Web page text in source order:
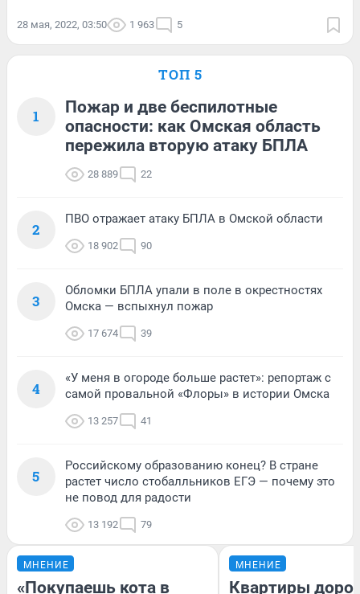
28 мая, 2022, 03:50 1 963 5
ТОП 5
1
Пожар и две беспилотные
опасности: как Омская область
пережила вторую атаку БПЛА
28 889 22
2
ПВО отражает атаку БПЛА в Омской области
18 902 90
3
Обломки БПЛА упали в поле в окрестностях
Омска — вспыхнул пожар
17 674 39
4
«У меня в огороде больше растет»: репортаж с
самой провальной «Флоры» в истории Омска
13 257 41
5
Российскому образованию конец? В стране
растет число стобалльников ЕГЭ — почему это
не повод для радости
13 192 79
МНЕНИЕ
«Покупаешь кота в
МНЕНИЕ
Квартиры